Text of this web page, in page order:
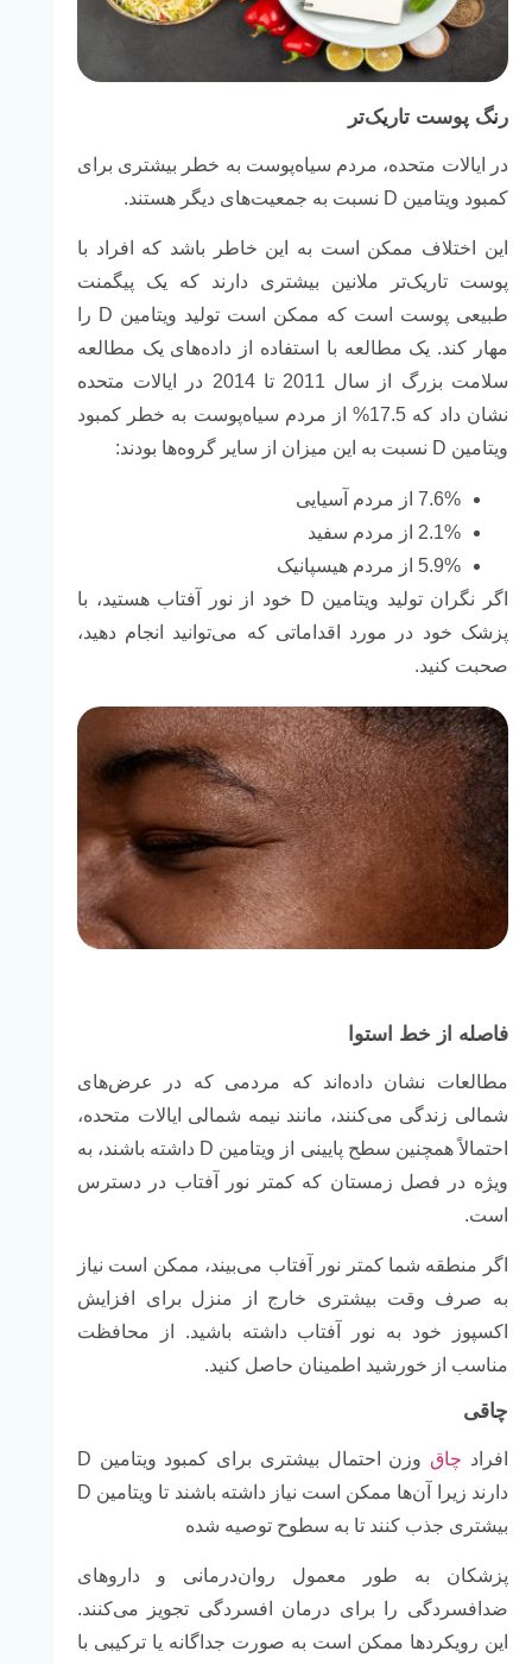
رنگ پوست تاریک‌تر
در ایالات متحده، مردم سیاه‌پوست به خطر بیشتری برای
کمبود ویتامین D نسبت به جمعیت‌های دیگر هستند.
این اختلاف ممکن است به این خاطر باشد که افراد با
پوست تاریک‌تر ملانین بیشتری دارند که یک پیگمنت
طبیعی پوست است که ممکن است تولید ویتامین D را
مهار کند. یک مطالعه با استفاده از داده‌های یک مطالعه
سلامت بزرگ از سال 2011 تا 2014 در ایالات متحده
نشان داد که 17.5% از مردم سیاه‌پوست به خطر کمبود
ویتامین D نسبت به این میزان از سایر گروه‌ها بودند:
7.6% از مردم آسیایی
2.1% از مردم سفید
5.9% از مردم هیسپانیک
اگر نگران تولید ویتامین D خود از نور آفتاب هستید، با
پزشک خود در مورد اقداماتی که می‌توانید انجام دهید،
صحبت کنید.
فاصله از خط استوا
مطالعات نشان داده‌اند که مردمی که در عرض‌های
شمالی زندگی می‌کنند، مانند نیمه شمالی ایالات متحده،
احتمالاً همچنین سطح پایینی از ویتامین D داشته باشند، به
ویژه در فصل زمستان که کمتر نور آفتاب در دسترس
است.
اگر منطقه شما کمتر نور آفتاب می‌بیند، ممکن است نیاز
به صرف وقت بیشتری خارج از منزل برای افزایش
اکسپوز خود به نور آفتاب داشته باشید. از محافظت
مناسب از خورشید اطمینان حاصل کنید.
چاقی
افراد چاق‌
وزن احتمال بیشتری برای کمبود ویتامین D
دارند زیرا آن‌ها ممکن است نیاز داشته باشند تا ویتامین D
بیشتری جذب کنند تا به سطوح توصیه شده
پزشکان به طور معمول روان‌درمانی و داروهای
ضدافسردگی را برای درمان افسردگی تجویز می‌کنند.
این رویکردها ممکن است به صورت جداگانه یا ترکیبی با